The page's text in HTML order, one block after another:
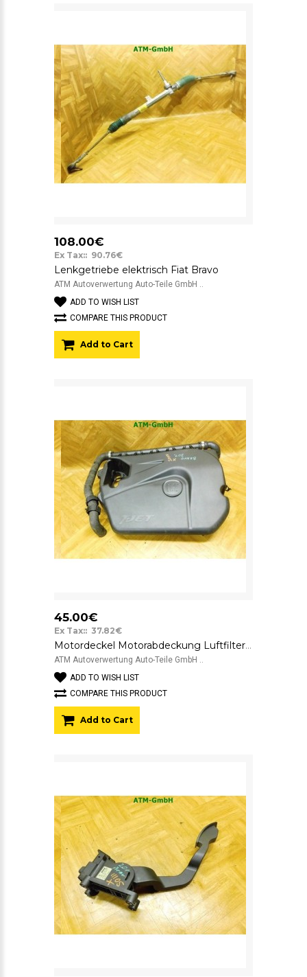
108.00€
Ex Tax:: 90.76€
Lenkgetriebe elektrisch Fiat Bravo
ATM Autoverwertung Auto-Teile GmbH ..
ADD TO WISH LIST
COMPARE THIS PRODUCT
Add to Cart
45.00€
Ex Tax:: 37.82€
Motordeckel Motorabdeckung Luftfilterkasten Fiat Bravo 55211031 B985
ATM Autoverwertung Auto-Teile GmbH ..
ADD TO WISH LIST
COMPARE THIS PRODUCT
Add to Cart